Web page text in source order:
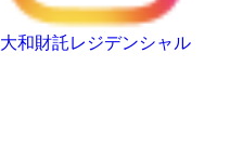
大和財託レジデンシャル